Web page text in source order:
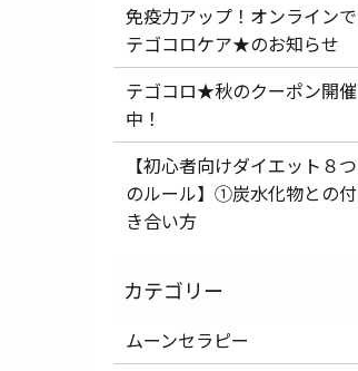
免疫力アップ！オンラインで
テゴコロケア★のお知らせ
テゴコロ★秋のクーポン開催
中！
【初心者向けダイエット８つ
のルール】①炭水化物との付
き合い方
ムーンセラピー